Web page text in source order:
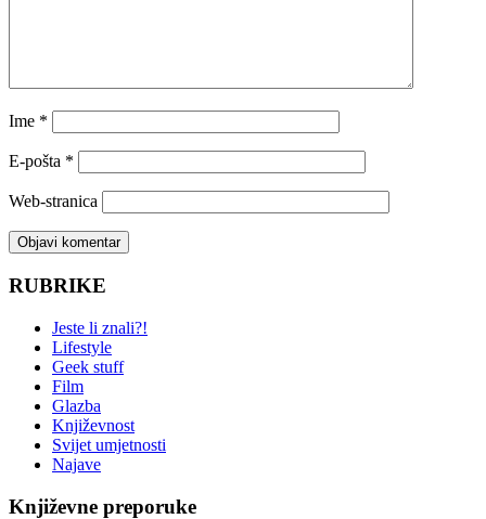
Ime *
E-pošta *
Web-stranica
RUBRIKE
Jeste li znali?!
Lifestyle
Geek stuff
Film
Glazba
Književnost
Svijet umjetnosti
Najave
Književne preporuke